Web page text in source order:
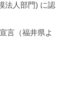
法人部門) に認
（福井県よ